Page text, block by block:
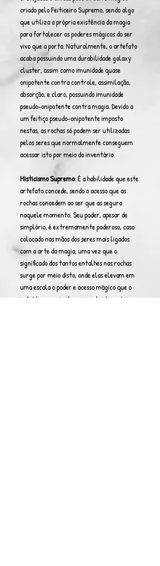
criado pelo Feiticeiro Supremo, sendo algo
que utiliza a própria existência da magia
para fortalecer os poderes mágicos do ser
vivo que a porta. Naturalmente, o artefato
acaba possuindo uma durabilidade galaxy
cluster, assim como imunidade quase
onipotente contra controle, assimilação,
absorção, e claro, possuindo imunidade
pseudo-onipotente contra magia. Devido a
um feitiço pseudo-onipotente imposto
nestas, as rochas só podem ser utilizadas
pelos seres que normalmente conseguem
acessar isto por meio do inventário.
Misticismo Supremo:É a habilidade que este
artefato concede, sendo o acesso que as
rochas concedem ao ser que as segura
naquele momento. Seu poder, apesar de
simplório, é extremamente poderoso, caso
colocado nas mãos dos seres mais ligados
com a arte da magia, uma vez que o
significado dos tantos entalhes nas rochas
surge por meio disto, onde elas elevam em
uma escala o poder e acesso mágico que o
indivíduo possui sobre as vertentes mágicas